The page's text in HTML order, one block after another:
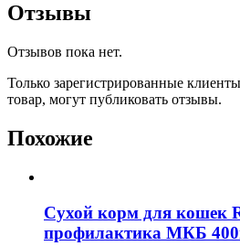
Отзывы
Отзывов пока нет.
Только зарегистрированные
товар, могут публиковать отзывы.
Похожие
Сухой корм для кошек
профилактика МКБ